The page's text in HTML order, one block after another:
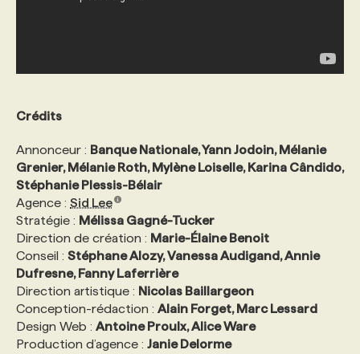
Crédits
Annonceur : Banque Nationale, Yann Jodoin, Mélanie
Grenier, Mélanie Roth, Mylène Loiselle, Karina Cândido,
Stéphanie Plessis-Bélair
Agence : Sid Lee
Stratégie : Mélissa Gagné-Tucker
Direction de création : Marie-Élaine Benoit
Conseil : Stéphane Alozy, Vanessa Audigand, Annie
Dufresne, Fanny Laferrière
Direction artistique : Nicolas Baillargeon
Conception-rédaction : Alain Forget, Marc Lessard
Design Web : Antoine Proulx, Alice Ware
Production d’agence : Janie Delorme